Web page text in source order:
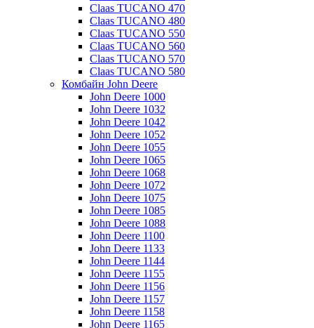
Claas TUCANO 470
Claas TUCANO 480
Claas TUCANO 550
Claas TUCANO 560
Claas TUCANO 570
Claas TUCANO 580
Комбайн John Deere
John Deere 1000
John Deere 1032
John Deere 1042
John Deere 1052
John Deere 1055
John Deere 1065
John Deere 1068
John Deere 1072
John Deere 1075
John Deere 1085
John Deere 1088
John Deere 1100
John Deere 1133
John Deere 1144
John Deere 1155
John Deere 1156
John Deere 1157
John Deere 1158
John Deere 1165